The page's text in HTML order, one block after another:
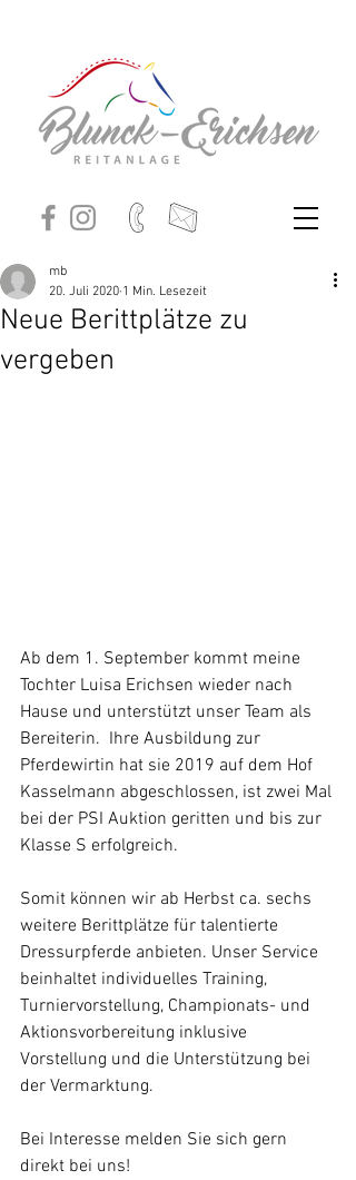
Neue Berittplätze zu
vergeben
mb
20. Juli 2020 1 Min. Lesezeit
Ab dem 1. September kommt meine
Tochter Luisa Erichsen wieder nach
Hause und unterstützt unser Team als
Bereiterin.  Ihre Ausbildung zur
Pferdewirtin hat sie 2019 auf dem Hof
Kasselmann abgeschlossen, ist zwei Mal
bei der PSI Auktion geritten und bis zur
Klasse S erfolgreich.
Somit können wir ab Herbst ca. sechs
weitere Berittplätze für talentierte
Dressurpferde anbieten. Unser Service
beinhaltet individuelles Training,
Turniervorstellung, Championats- und
Aktionsvorbereitung inklusive
Vorstellung und die Unterstützung bei
der Vermarktung.
Bei Interesse melden Sie sich gern
direkt bei uns!